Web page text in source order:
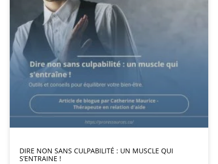
DIRE NON SANS CULPABILITÉ : UN MUSCLE QUI
S’ENTRAINE !